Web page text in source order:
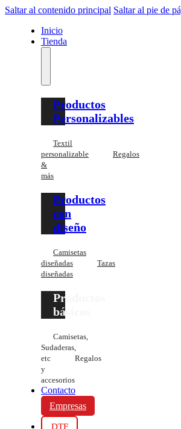
Saltar al contenido principal Saltar al pie de
Inicio
Tienda
Productos
Personalizables
Textil
personalizable
Regalos
&
más
Productos
con
diseño
Camisetas
diseñadas
Tazas
diseñadas
Productos
básicos
Camisetas,
Sudaderas,
etc
Regalos
y
accesorios
Contacto
Empresas
DTF